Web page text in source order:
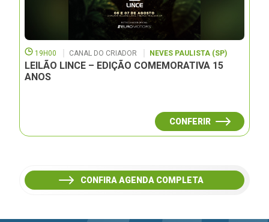
19H00 CANAL DO CRIADOR NEVES PAULISTA (SP)
LEILÃO LINCE – EDIÇÃO COMEMORATIVA 15
ANOS
CONFERIR
CONFIRA AGENDA COMPLETA